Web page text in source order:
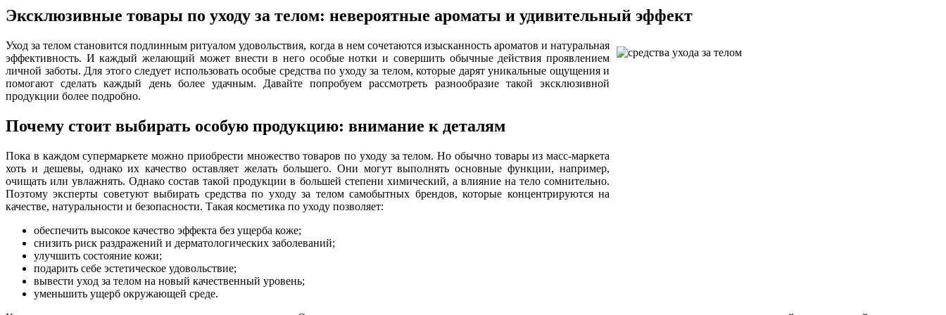
Эксклюзивные товары по уходу за телом: невероятные ароматы и удивительный эффект
Уход за телом становится подлинным ритуалом удовольствия, когда в нем сочетаются изысканность ароматов и натуральная
эффективность. И каждый желающий может внести в него особые нотки и совершить обычные действия проявлением
личной заботы. Для этого следует использовать особые средства по уходу за телом, которые дарят уникальные ощущения и
помогают сделать каждый день более удачным. Давайте попробуем рассмотреть разнообразие такой эксклюзивной
продукции более подробно.
Почему стоит выбирать особую продукцию: внимание к деталям
Пока в каждом супермаркете можно приобрести множество товаров по уходу за телом. Но обычно товары из масс-маркета
хоть и дешевы, однако их качество оставляет желать большего. Они могут выполнять основные функции, например,
очищать или увлажнять. Однако состав такой продукции в большей степени химический, а влияние на тело сомнительно.
Поэтому эксперты советуют выбирать средства по уходу за телом самобытных брендов, которые концентрируются на
качестве, натуральности и безопасности. Такая косметика по уходу позволяет:
обеспечить высокое качество эффекта без ущерба коже;
снизить риск раздражений и дерматологических заболеваний;
улучшить состояние кожи;
подарить себе эстетическое удовольствие;
вывести уход за телом на новый качественный уровень;
уменьшить ущерб окружающей среде.